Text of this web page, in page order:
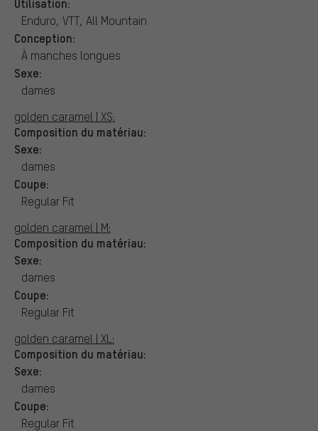
Enduro, VTT, All Mountain
Conception:
À manches longues
Sexe:
dames
golden caramel | XS:
Composition du matériau:
Sexe:
dames
Coupe:
Regular Fit
golden caramel | M:
Composition du matériau:
Sexe:
dames
Coupe:
Regular Fit
golden caramel | XL:
Composition du matériau:
Sexe:
dames
Coupe:
Regular Fit